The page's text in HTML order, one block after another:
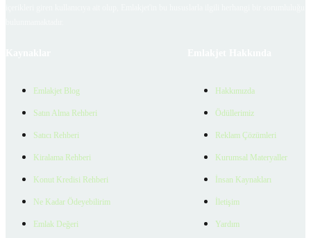
Emlakjet Blog
Satın Alma Rehberi
Satıcı Rehberi
Kiralama Rehberi
Konut Kredisi Rehberi
Ne Kadar Ödeyebilirim
Emlak Değeri
Hakkımızda
Ödüllerimiz
Reklam Çözümleri
Kurumsal Materyaller
İnsan Kaynakları
İletişim
Yardım